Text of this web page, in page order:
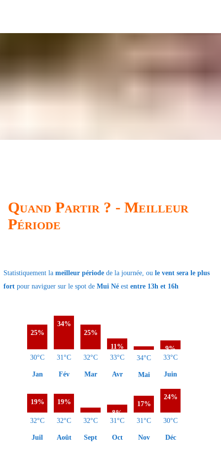
Quand Partir ? - Meilleur
Période
Statistiquement la meilleur périodede la journée, ou le vent sera le plus
fortpour naviguer sur le spot de Mui Néest entre 13h et 16h
25%
30°C
Jan
34%
31°C
Fév
25%
32°C
Mar
11%
33°C
Avr
2%
34°C
Mai
9%
33°C
Juin
19%
32°C
Juil
19%
32°C
Août
32°C
Sept
8%
31°C
Oct
17%
31°C
Nov
24%
30°C
Déc